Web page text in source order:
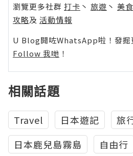
瀏覽更多社群 打卡 丶 旅遊 丶 美食
攻略及 活動情報
U Blog開咗WhatsApp啦！發掘
Follow 我哋 ！
相關話題
Travel 日本遊記 旅
日本鹿兒島霧島
自由行